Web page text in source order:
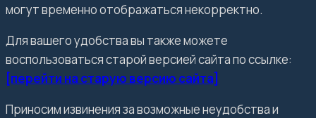
могут временно отображаться некорректно.
Для вашего удобства вы также можете
воспользоваться старой версией сайта по ссылке:
[перейти на старую версию сайта]
Приносим извинения за возможные неудобства и